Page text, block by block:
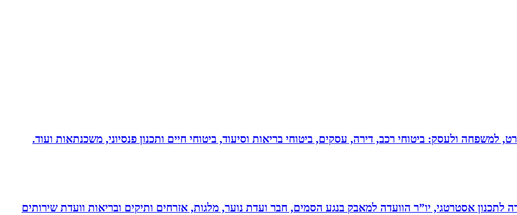
למשפחה ולעסק: ביטוחי רכב, דירה, עסקים, ביטוחי בריאות וסיעוד, ביטוחי חיים ותכנון פנסיוני, משכנתאות ועוד.
לתכנון אסטרטגי, יו”ר הוועדה למאבק בנגע הסמים, חבר ועדת נוער, מלגות, אזרחים ותיקים ובריאות וועדת שירותים